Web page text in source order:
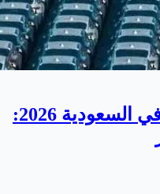
أفضل السيارات الصينية في السعودية 2026: